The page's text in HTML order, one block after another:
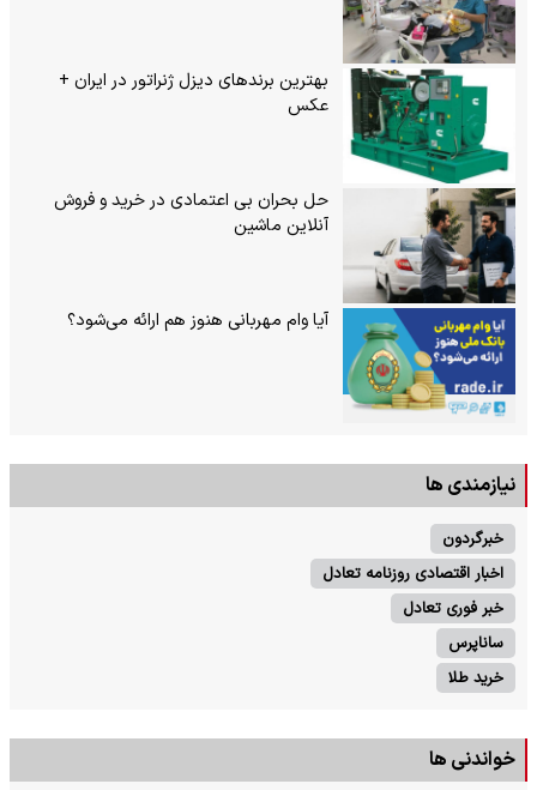
بهترین برندهای دیزل ژنراتور در ایران +
عکس
حل بحران بی‌ اعتمادی در خرید و فروش
آنلاین ماشین
آیا وام مهربانی هنوز هم ارائه می‌شود؟
نیازمندی ها
خبرگردون
اخبار اقتصادی روزنامه تعادل
خبر فوری تعادل
ساناپرس
خرید طلا
خواندنی ها